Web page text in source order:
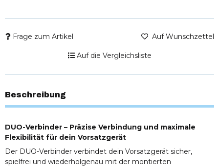
Frage zum Artikel Auf Wunschzettel
Auf die Vergleichsliste
Beschreibung
DUO-Verbinder – Präzise Verbindung und maximale
Flexibilität für dein Vorsatzgerät
Der DUO-Verbinder verbindet dein Vorsatzgerät sicher,
spielfrei und wiederholgenau mit der montierten